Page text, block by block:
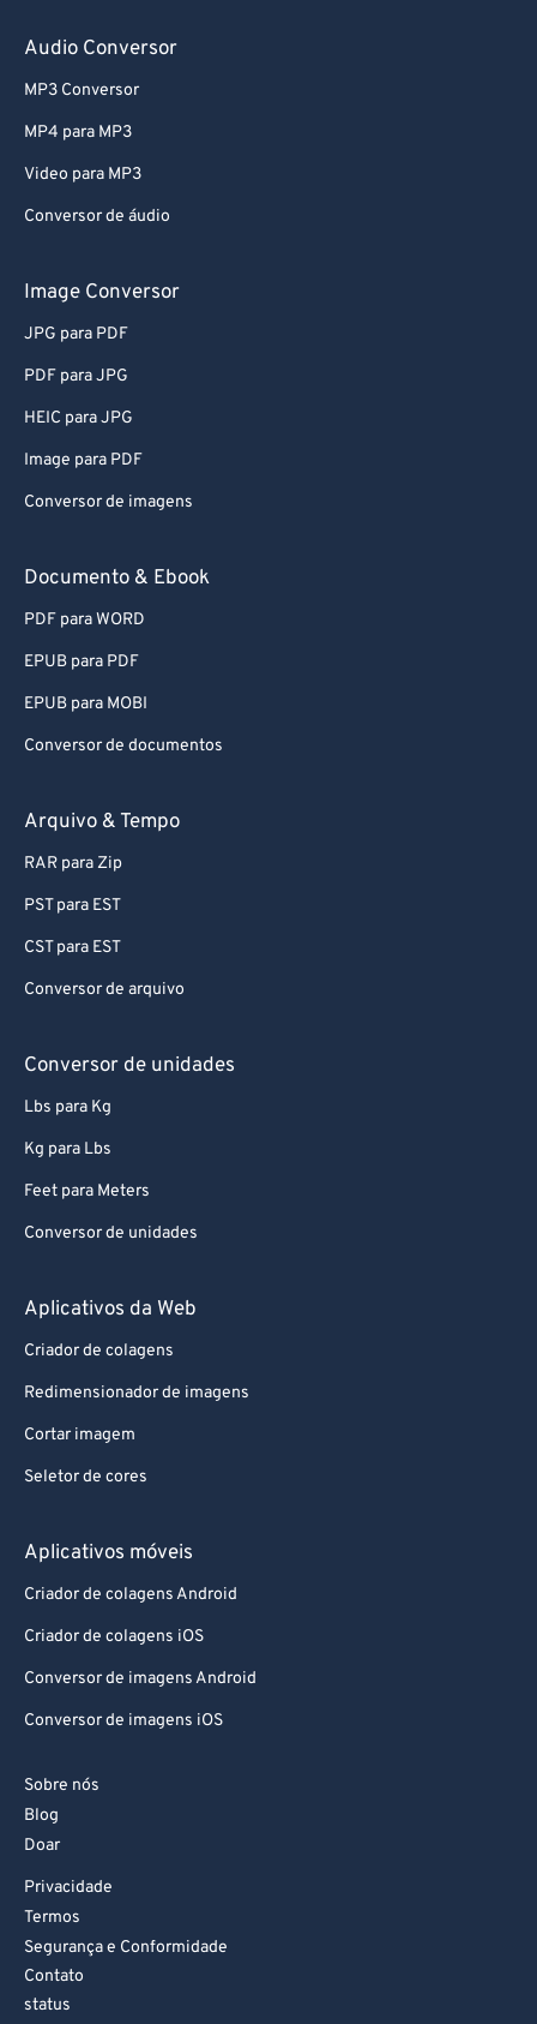
Audio Conversor
MP3 Conversor
MP4 para MP3
Video para MP3
Conversor de áudio
Image Conversor
JPG para PDF
PDF para JPG
HEIC para JPG
Image para PDF
Conversor de imagens
Documento & Ebook
PDF para WORD
EPUB para PDF
EPUB para MOBI
Conversor de documentos
Arquivo & Tempo
RAR para Zip
PST para EST
CST para EST
Conversor de arquivo
Conversor de unidades
Lbs para Kg
Kg para Lbs
Feet para Meters
Conversor de unidades
Aplicativos da Web
Criador de colagens
Redimensionador de imagens
Cortar imagem
Seletor de cores
Aplicativos móveis
Criador de colagens Android
Criador de colagens iOS
Conversor de imagens Android
Conversor de imagens iOS
Sobre nós
Blog
Doar
Privacidade
Termos
Segurança e Conformidade
Contato
status